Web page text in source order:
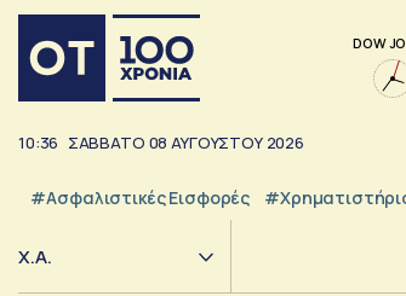
DOW
10:36 ΣΑΒΒΑΤΟ 08 ΑΥΓΟΥΣΤΟΥ 2026
#Ασφαλιστικές Εισφορές
Χ.Α.